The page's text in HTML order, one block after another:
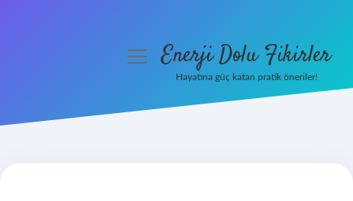
menüyüEnerji Dolu Fikirler
Hayatına güç katan pratik öneriler!